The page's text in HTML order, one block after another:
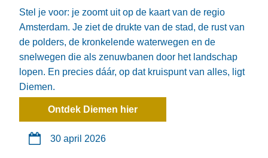
Stel je voor: je zoomt uit op de kaart van de regio
Amsterdam. Je ziet de drukte van de stad, de rust van
de polders, de kronkelende waterwegen en de
snelwegen die als zenuwbanen door het landschap
lopen. En precies dáár, op dat kruispunt van alles, ligt
Diemen.
Ontdek Diemen hier
30 april 2026